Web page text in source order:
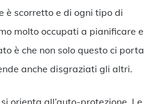
è scorretto e di ogni tipo di
molto occupati a pianificare e
è che non solo questo ci porta
anche disgraziati gli altri.
orienta all’auto-protezione. Le